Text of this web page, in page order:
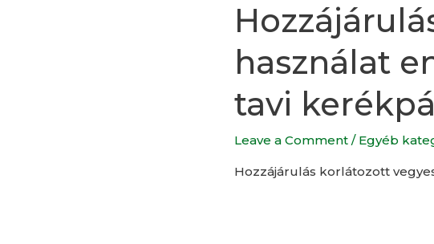
használat
tavi
Leave a Comment / Egyéb
Hozzájárulás korlátozott